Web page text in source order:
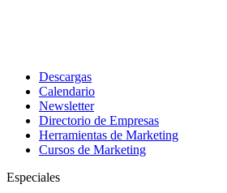
Descargas
Calendario
Newsletter
Directorio de Empresas
Herramientas de Marketing
Cursos de Marketing
Especiales